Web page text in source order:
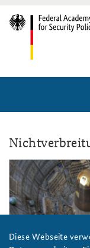
Advisory Board
Organisation
The Association
Partners
Young Leaders in
Directions
Seminars,
Security Policy
Core Course on
German Forum
Public Events
Further Events
Working
ap4-
Diese Webseite